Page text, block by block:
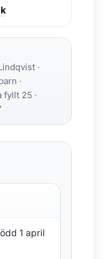
·
·
fyllt 25 ·
1 april